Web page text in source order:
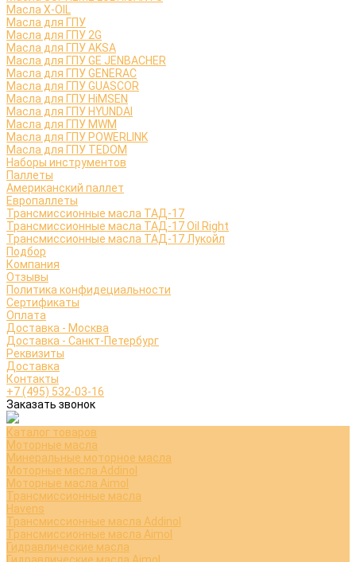
Масла X-OIL
Масла для ГПУ
Масла для ГПУ 2G
Масла для ГПУ AKSA
Масла для ГПУ GE JENBACHER
Масла для ГПУ GENERAC
Масла для ГПУ GUASCOR
Масла для ГПУ HiMSEN
Масла для ГПУ HYUNDAI
Масла для ГПУ MWM
Масла для ГПУ POWERLINK
Масла для ГПУ TEDOM
Наборы инструментов
Паллеты
Американский паллет
Европаллеты
Трансмиссионные масла ТАД-17
Трансмиссионные масла ТАД-17 Oil Right
Трансмиссионные масла ТАД-17 Лукойл
Подбор
Компания
Отзывы
Политика конфидециальности
Сертификаты
Оплата
Доставка - Москва
Доставка - Санкт-Петербург
Реквизиты
Доставка
Контакты
+7 (495) 532-03-16
Заказать звонок
Каталог товаров
Моторные масла
Минеральные моторное масла
Моторные масла Addinol
Моторные масла Aimol
Трансмиссионные масла
Havens
Трансмиссионные масла Addinol
Трансмиссионные масла Aimol
Гидравлические масла